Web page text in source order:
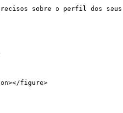
sobre o perfil dos seus
figure>